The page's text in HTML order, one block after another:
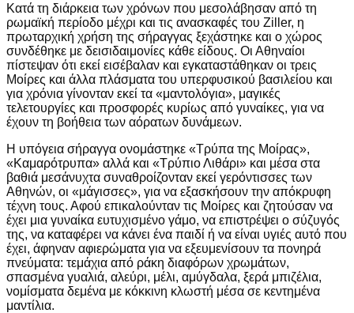
Κατά τη διάρκεια των χρόνων που μεσολάβησαν από τη
ρωμαϊκή περίοδο μέχρι και τις ανασκαφές του Ziller, η
πρωταρχική χρήση της σήραγγας ξεχάστηκε και ο χώρος
συνδέθηκε με δεισιδαιμονίες κάθε είδους. Οι Αθηναίοι
πίστεψαν ότι εκεί εισέβαλαν και εγκαταστάθηκαν οι τρεις
Μοίρες και άλλα πλάσματα του υπερφυσικού βασιλείου και
για χρόνια γίνονταν εκεί τα «μαντολόγια», μαγικές
τελετουργίες και προσφορές κυρίως από γυναίκες, για να
έχουν τη βοήθεια των αόρατων δυνάμεων.
Η υπόγεια σήραγγα ονομάστηκε «Τρύπα της Μοίρας»,
«Καμαρότρυπα» αλλά και «Τρύπιο Λιθάρι» και μέσα στα
βαθιά μεσάνυχτα συναθροίζονταν εκεί γερόντισσες των
Αθηνών, οι «μάγισσες», για να εξασκήσουν την απόκρυφη
τέχνη τους. Αφού επικαλούνταν τις Μοίρες και ζητούσαν να
έχει μια γυναίκα ευτυχισμένο γάμο, να επιστρέψει ο σύζυγός
της, να καταφέρει να κάνει ένα παιδί ή να είναι υγιές αυτό που
έχει, άφηναν αφιερώματα για να εξευμενίσουν τα πονηρά
πνεύματα: τεμάχια από ράκη διαφόρων χρωμάτων,
σπασμένα γυαλιά, αλεύρι, μέλι, αμύγδαλα, ξερά μπιζέλια,
νομίσματα δεμένα με κόκκινη κλωστή μέσα σε κεντημένα
μαντίλια.